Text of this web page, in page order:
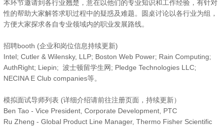
本环节邀请到各行业翘楚，意在以他们的专业知识和工作经验，有针对
性的帮助大家解答求职过程中的疑惑及难题。圆桌讨论以各行业为组，
方便大家探求各自专业领域内的职业发展路线。
招聘booth (企业和岗位信息持续更新)
Intel; Cutler & Wilensky, LLP; Boston Web Power; Rain Computing;
AuthRight; Liepin; 波士顿留学生网; Pledge Technologies LLC;
NECINA E Club companies等。
模拟面试导师列表 (详细介绍请前往注册页面，持续更新）
Ben Tao - Vice President, Corporate Development, PTC
Ru Zheng - Global Product Line Manager, Thermo Fisher Scientific